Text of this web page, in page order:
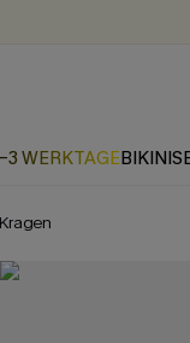
ZUM
3 WERKTAGEBIKINIS